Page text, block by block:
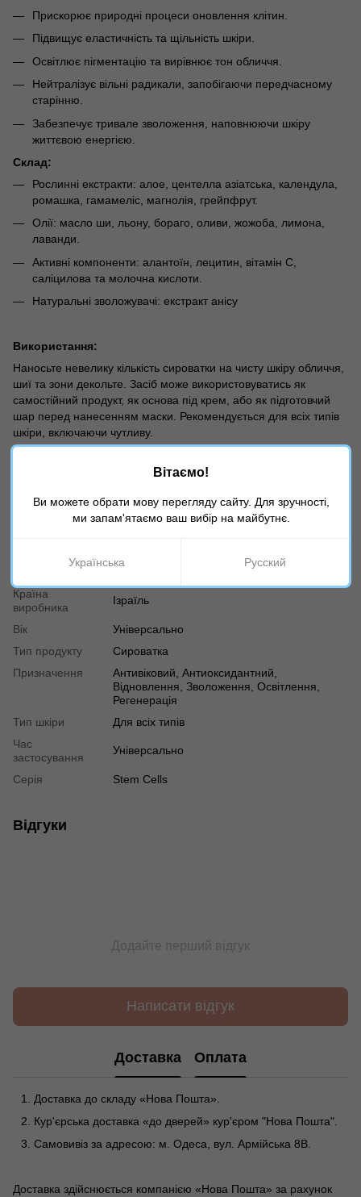
Прискорює природні процеси оновлення клітин.
Підвищує еластичність та щільність шкіри.
Освітлює пігментацію та вирівнює тон обличчя.
Нейтралізує вільні радикали, запобігаючи передчасному
старінню.
Забезпечує тривале зволоження, наповнюючи шкіру
життєвою енергією.
Склад:
Рослинні екстракти: алое, центелла азіатська, календула,
ромашка, гамамеліс, магнолія, грейпфрут.
Олії: масло ши, льону, бораго, оливи, жожоба, лимона,
лаванди.
Активні компоненти: алантоїн, лецитин, вітамін С,
саліцилова та молочна кислоти.
Натуральні зволожувачі: екстракт анісу
Використання:
Наносьте невелику кількість сироватки на чисту шкіру обличчя,
шиї та зони декольте. Засіб може використовуватись як
самостійний продукт, як основа під крем, або як підготовчий
шар перед нанесенням маски. Рекомендується для всіх типів
шкіри, включаючи чутливу.
Результат:
Після регулярного використання шкіра стає помітно
структура і зволоженість. Ваше обличчя випромінює здоров'я
та молодість.
Характеристики
Країна
виробника
Ізраїль
Вік
Універсально
Тип продукту
Сироватка
Призначення
Антивіковий, Антиоксидантний,
Відновлення, Зволоження, Освітлення,
Регенерація
Тип шкіри
Для всіх типів
Час
застосування
Універсально
Серія Stem Cells
Відгуки
Додайте перший відгук
Написати відгук
Доставка Оплата
Доставка до складу «Нова Пошта».
Кур'єрська доставка «до дверей» кур'єром "Нова Пошта".
Самовивіз за адресою: м. Одеса, вул. Армійська 8В.
Доставка здійснюється компанією «Нова Пошта» за рахунок
Вітаємо!
Ви можете обрати мову перегляду сайту. Для зручності,
ми запам'ятаємо ваш вибір на майбутнє.
Українська Русский